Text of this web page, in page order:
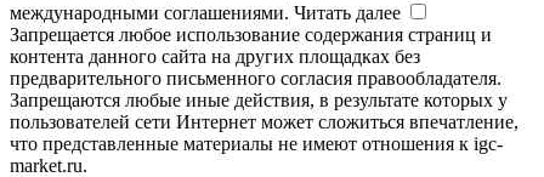
международными соглашениями. Читать далее
Запрещается любое использование содержания страниц и
контента данного сайта на других площадках без
предварительного письменного согласия правообладателя.
Запрещаются любые иные действия, в результате которых у
пользователей сети Интернет может сложиться впечатление,
что представленные материалы не имеют отношения к igc-
market.ru.